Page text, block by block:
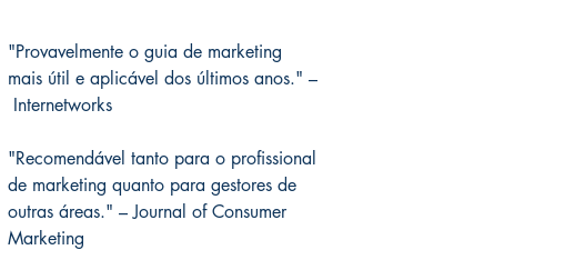
"Provavelmente o guia de marketing
mais útil e aplicável dos últimos anos." –
Internetworks
"Recomendável tanto para o profissional
de marketing quanto para gestores de
outras áreas." – Journal of Consumer
Marketing